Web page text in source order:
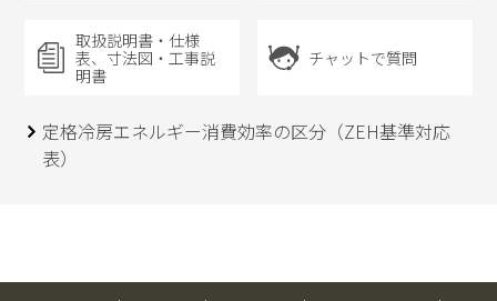
取扱説明書・仕様
表、寸法図・工事説
明書
チャットで質問
定格冷房エネルギー消費効率の区分（ZEH基準対応
表）